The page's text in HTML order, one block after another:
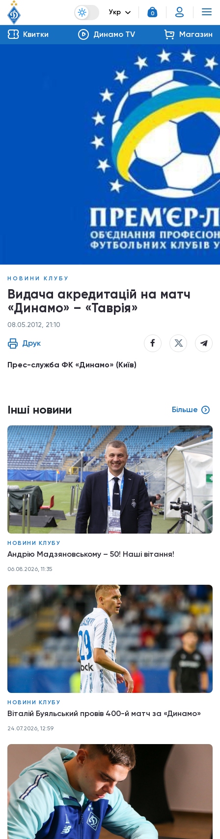
Укр 0
Квитки Динамо TV Магазин
НОВИНИ КЛУБУ
Видача акредитацій на матч
«Динамо» – «Таврія»
08.05.2012, 21:10
Друк
Прес-служба ФК «Динамо» (Київ)
Інші новини Більше
НОВИНИ КЛУБУ
Андрію Мадзяновському – 50! Наші вітання!
06.08.2026, 11:35
НОВИНИ КЛУБУ
Віталій Буяльський провів 400-й матч за «Динамо»
24.07.2026, 12:59